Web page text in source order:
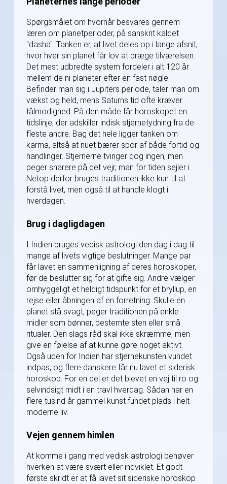
Spørgsmålet om hvornår besvares gennem
læren om planetperioder, på sanskrit kaldet
"dasha". Tanken er, at livet deles op i lange afsnit,
hvor hver sin planet får lov at præge tilværelsen.
Det mest udbredte system fordeler i alt 120 år
mellem de ni planeter efter en fast nøgle.
Befinder man sig i Jupiters periode, taler man om
vækst og held, mens Saturns tid ofte kræver
tålmodighed. På den måde får horoskopet en
tidslinje, der adskiller indisk stjernetydning fra de
fleste andre. Bag det hele ligger tanken om
karma, altså at nuet bærer spor af både fortid og
handlinger. Stjernerne tvinger dog ingen, men
peger snarere på det vejr, man for tiden sejler i.
Netop derfor bruges traditionen ikke kun til at
forstå livet, men også til at handle klogt i
hverdagen.
Brug i dagligdagen
I Indien bruges vedisk astrologi den dag i dag til
mange af livets vigtige beslutninger. Mange par
får lavet en sammenligning af deres horoskoper,
før de beslutter sig for at gifte sig. Andre vælger
omhyggeligt et heldigt tidspunkt for et bryllup, en
rejse eller åbningen af en forretning. Skulle en
planet stå svagt, peger traditionen på enkle
midler som bønner, bestemte sten eller små
ritualer. Den slags råd skal ikke skræmme, men
give en følelse af at kunne gøre noget aktivt.
Også uden for Indien har stjernekunsten vundet
indpas, og flere danskere får nu lavet et siderisk
horoskop. For en del er det blevet en vej til ro og
selvindsigt midt i en travl hverdag. Sådan har en
flere tusind år gammel kunst fundet plads i helt
moderne liv.
Vejen gennem himlen
At komme i gang med vedisk astrologi behøver
hverken at være svært eller indviklet. Et godt
første skridt er at få lavet sit sideriske horoskop